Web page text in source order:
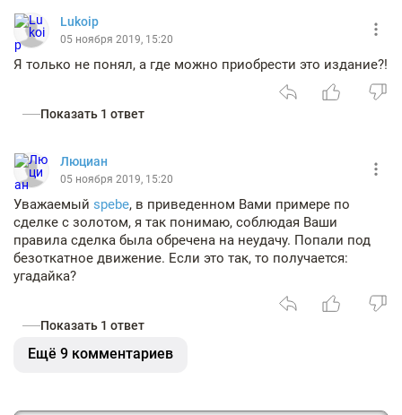
Lukoip
05 ноября 2019, 15:20
Я только не понял, а где можно приобрести это издание?!
Показать 1 ответ
Люциан
05 ноября 2019, 15:20
Уважаемый spebe, в приведенном Вами примере по
сделке с золотом, я так понимаю, соблюдая Ваши
правила сделка была обречена на неудачу. Попали под
безоткатное движение. Если это так, то получается:
угадайка?
Показать 1 ответ
Ещё 9 комментариев